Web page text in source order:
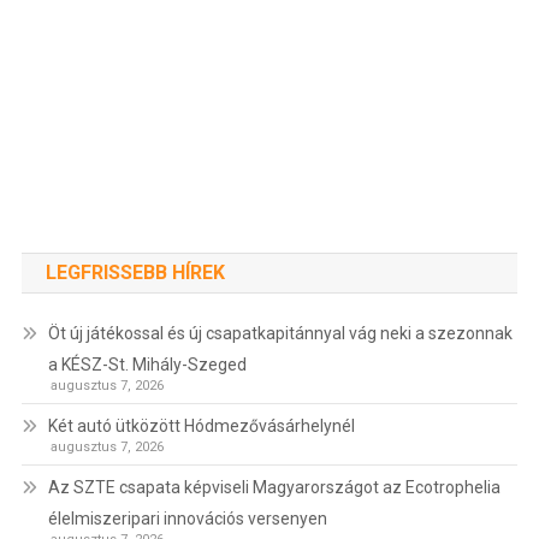
LEGFRISSEBB HÍREK
Öt új játékossal és új csapatkapitánnyal vág neki a szezonnak
a KÉSZ-St. Mihály-Szeged
augusztus 7, 2026
Két autó ütközött Hódmezővásárhelynél
augusztus 7, 2026
Az SZTE csapata képviseli Magyarországot az Ecotrophelia
élelmiszeripari innovációs versenyen